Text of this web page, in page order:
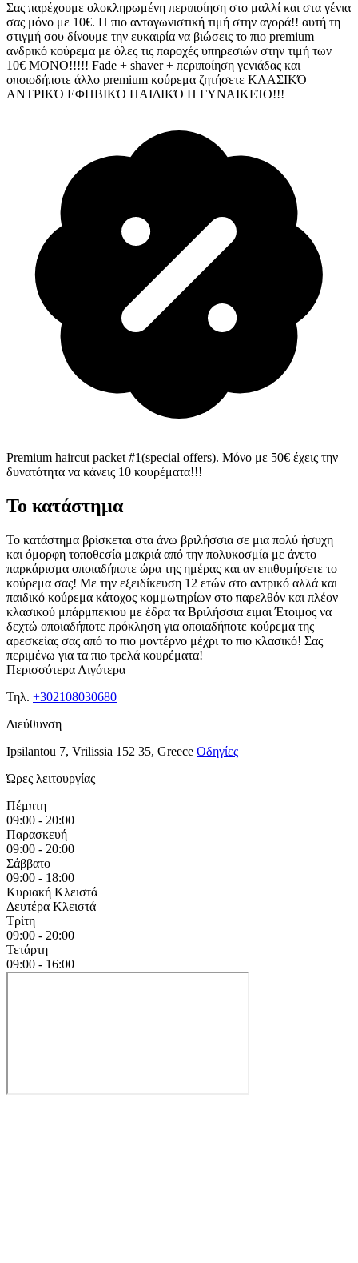
Σας παρέχουμε ολοκληρωμένη περιποίηση στο μαλλί και στα γένια
σας μόνο με 10€. Η πιο ανταγωνιστική τιμή στην αγορά!! αυτή τη
στιγμή σου δίνουμε την ευκαιρία να βιώσεις το πιο premium
ανδρικό κούρεμα με όλες τις παροχές υπηρεσιών στην τιμή των
10€ ΜΟΝΟ!!!!! Fade + shaver + περιποίηση γενιάδας και
οποιοδήποτε άλλο premium κούρεμα ζητήσετε ΚΛΑΣΙΚΌ
ΑΝΤΡΙΚΌ ΕΦΗΒΙΚΌ ΠΑΙΔΙΚΌ Η ΓΥΝΑΙΚΕΊΟ!!!
Premium haircut packet #1(special offers). Μόνο με 50€ έχεις την
δυνατότητα να κάνεις 10 κουρέματα!!!
Το κατάστημα
Το κατάστημα βρίσκεται στα άνω βριλήσσια σε μια πολύ ήσυχη
και όμορφη τοποθεσία μακριά από την πολυκοσμία με άνετο
παρκάρισμα οποιαδήποτε ώρα της ημέρας και αν επιθυμήσετε το
κούρεμα σας! Με την εξειδίκευση 12 ετών στο αντρικό αλλά και
παιδικό κούρεμα κάτοχος κομμωτηρίων στο παρελθόν και πλέον
κλασικού μπάρμπεκιου με έδρα τα Βριλήσσια ειμαι Έτοιμος να
δεχτώ οποιαδήποτε πρόκληση για οποιαδήποτε κούρεμα της
αρεσκείας σας από το πιο μοντέρνο μέχρι το πιο κλασικό! Σας
περιμένω για τα πιο τρελά κουρέματα!
Περισσότερα Λιγότερα
Τηλ. +302108030680
Διεύθυνση
Ipsilantou 7, Vrilissia 152 35, Greece Οδηγίες
Ώρες λειτουργίας
Πέμπτη
09:00 - 20:00
Παρασκευή
09:00 - 20:00
Σάββατο
09:00 - 18:00
Κυριακή Κλειστά
Δευτέρα Κλειστά
Τρίτη
09:00 - 20:00
Τετάρτη
09:00 - 16:00